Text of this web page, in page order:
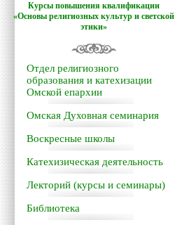
Курсы повышения квалификации
«Основы религиозных культур и светской
этики»
Отдел религиозного
образования и катехизации
Омской епархии
Омская Духовная семинария
Воскресные школы
Катехизическая деятельность
Лекторий (курсы и семинары)
Библиотека